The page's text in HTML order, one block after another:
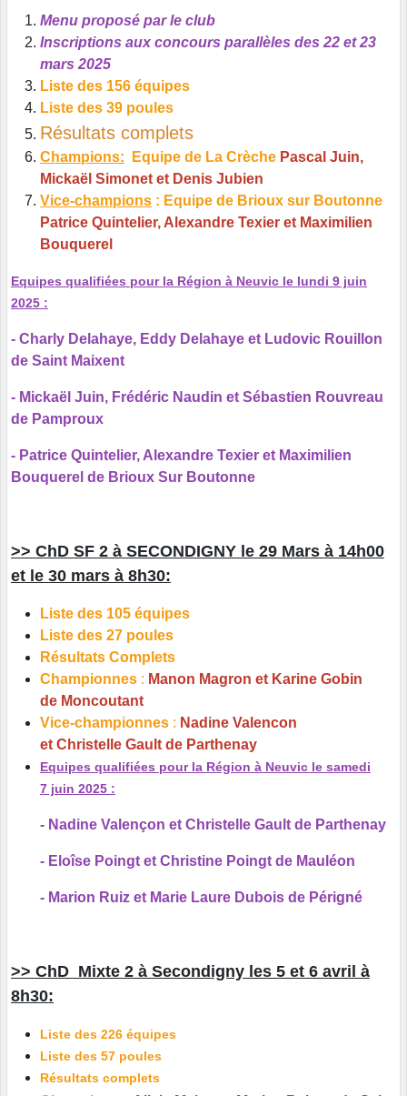
Menu proposé par le club
Inscriptions aux concours parallèles des 22 et 23
mars 2025
Liste des 156 équipes
Liste des 39 poules
Résultats complets
Champions: Equipe de La Crèche Pascal Juin,
Mickaël Simonet et Denis Jubien
Vice-champions : Equipe de Brioux sur Boutonne
Patrice Quintelier, Alexandre Texier et Maximilien
Bouquerel
Equipes qualifiées pour la Région à Neuvic le lundi 9 juin
2025 :
- Charly Delahaye, Eddy Delahaye et Ludovic Rouillon
de Saint Maixent
- Mickaël Juin, Frédéric Naudin et Sébastien Rouvreau
de Pamproux
- Patrice Quintelier, Alexandre Texier et Maximilien
Bouquerel de Brioux Sur Boutonne
>> ChD SF 2 à SECONDIGNY le 29 Mars à 14h00
et le 30 mars à 8h30:
Liste des 105 équipes
Liste des 27 poules
Résultats Complets
Championnes : Manon Magron et Karine Gobin
de Moncoutant
Vice-championnes : Nadine Valencon
et Christelle Gault de Parthenay
Equipes qualifiées pour la Région à Neuvic le samedi
7 juin 2025 :
- Nadine Valençon et Christelle Gault de Parthenay
- Eloîse Poingt et Christine Poingt de Mauléon
- Marion Ruiz et Marie Laure Dubois de Périgné
>> ChD Mixte 2 à Secondigny les 5 et 6 avril à
8h30:
Liste des 226 équipes
Liste des 57 poules
Résultats complets